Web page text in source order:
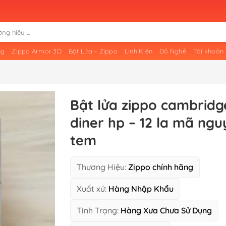
Zippo Armor 3D Bật Lửa – Zippo Linh Kiện Đồ Nghề Tài khoản
Bật lửa zippo
diner hp – 12 la mã
tem
Thương Hiệu: Zippo chính hãng
Xuất xứ: Hàng Nhập Khẩu
Tình Trạng: Hàng Xưa Chưa Sử Dụng